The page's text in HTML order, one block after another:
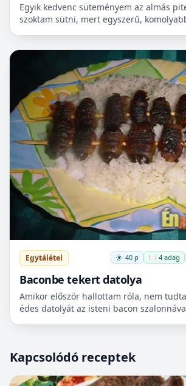
Egyik kedvenc süteményem az almás
szoktam sütni, mert egyszerű,
Egytálétel 40 p 🍽️ 4 adag
Baconbe tekert datolya
Amikor először hallottam róla, nem
édes datolyát az isteni bacon
Kapcsolódó receptek